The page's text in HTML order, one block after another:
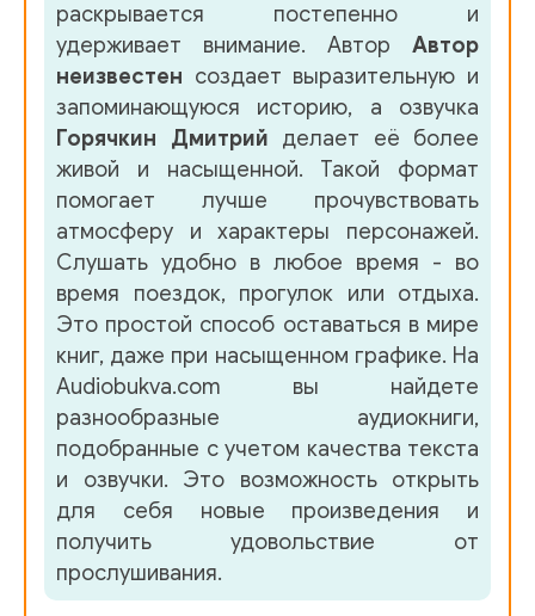
раскрывается постепенно и
удерживает внимание. Автор Автор
неизвестен создает выразительную и
запоминающуюся историю, а озвучка
Горячкин Дмитрий делает её более
живой и насыщенной. Такой формат
помогает лучше прочувствовать
атмосферу и характеры персонажей.
Слушать удобно в любое время - во
время поездок, прогулок или отдыха.
Это простой способ оставаться в мире
книг, даже при насыщенном графике. На
Audiobukva.com вы найдете
разнообразные аудиокниги,
подобранные с учетом качества текста
и озвучки. Это возможность открыть
для себя новые произведения и
получить удовольствие от
прослушивания.